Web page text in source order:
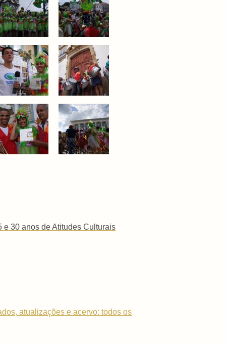
e 30 anos de Atitudes Culturais
atualizações e acervo: todos os